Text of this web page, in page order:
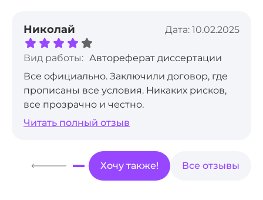
Николай Дата: 10.02.2025
Вид работы: Автореферат диссертации
Все официально. Заключили договор, где
прописаны все условия. Никаких рисков,
все прозрачно и честно.
Читать полный отзыв
Хочу также! Все отзывы